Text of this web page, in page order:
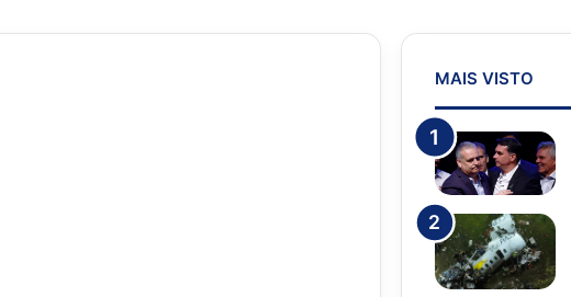
MAIS VISTO